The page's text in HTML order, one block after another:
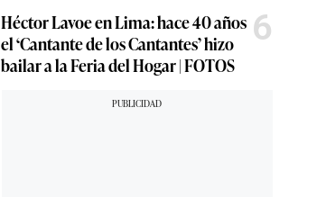
Héctor Lavoe en Lima: hace 40 años
el ‘Cantante de los Cantantes’ hizo
bailar a la Feria del Hogar | FOTOS
6